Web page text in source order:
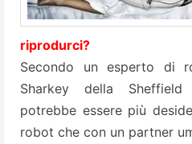
riprodurci?
Secondo un esperto di
Sharkey della
potrebbe essere più
robot che con un partner